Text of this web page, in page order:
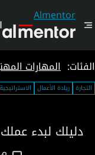
Almentor
الفئات: المهارات
التجارة ريادة الأعمال الاستراتيجية
دليلك لبدء